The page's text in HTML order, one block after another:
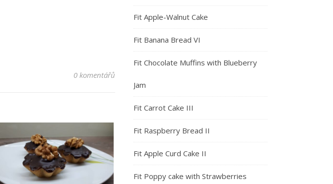
0 komentářů
Fit Apple-Walnut Cake
Fit Banana Bread VI
Fit Chocolate Muffins with Blueberry
Jam
Fit Carrot Cake III
Fit Raspberry Bread II
Fit Apple Curd Cake II
Fit Poppy cake with Strawberries